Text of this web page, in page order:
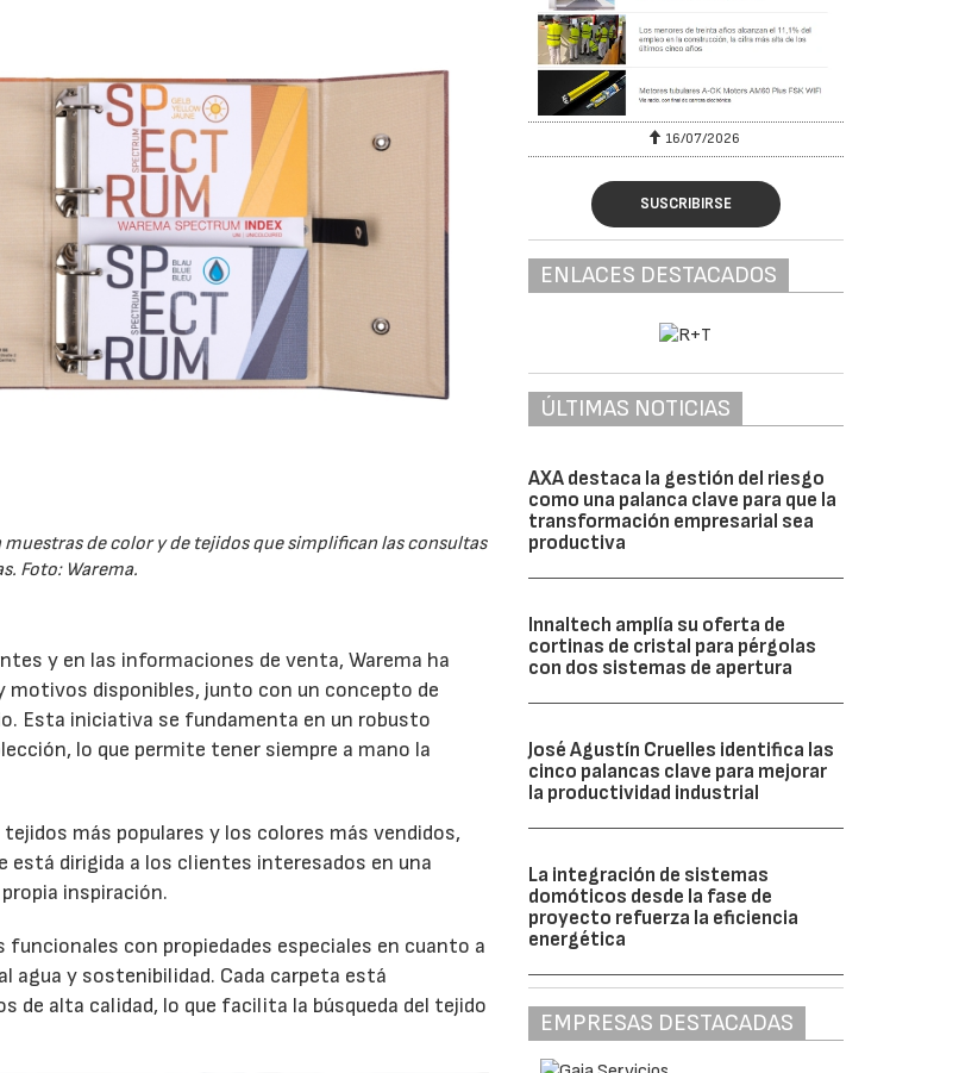
de color y de tejidos que simplifican las consultas
Foto: Warema.
y en las informaciones de venta, Warema ha
motivos disponibles, junto con un concepto de
Esta iniciativa se fundamenta en un robusto
lo que permite tener siempre a mano la
más populares y los colores más vendidos,
dirigida a los clientes interesados en una
inspiración.
con propiedades especiales en cuanto a
agua y sostenibilidad. Cada carpeta está
alta calidad, lo que facilita la búsqueda del tejido
16/07/2026 30/07/2026 16/07/2026
SUSCRIBIRSE
ENLACES DESTACADOS
ÚLTIMAS NOTICIAS
AXA destaca la gestión del riesgo
como una palanca clave para que la
transformación empresarial sea
productiva
Innaltech amplía su oferta de
cortinas de cristal para pérgolas
con dos sistemas de apertura
José Agustín Cruelles identifica las
cinco palancas clave para mejorar
la productividad industrial
La integración de sistemas
domóticos desde la fase de
proyecto refuerza la eficiencia
energética
EMPRESAS DESTACADAS